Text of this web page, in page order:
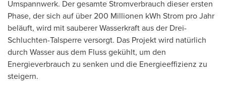
Umspannwerk. Der gesamte Stromverbrauch dieser ersten
Phase, der sich auf über 200 Millionen kWh Strom pro Jahr
beläuft, wird mit sauberer Wasserkraft aus der Drei-
Schluchten-Talsperre versorgt. Das Projekt wird natürlich
durch Wasser aus dem Fluss gekühlt, um den
Energieverbrauch zu senken und die Energieeffizienz zu
steigern.